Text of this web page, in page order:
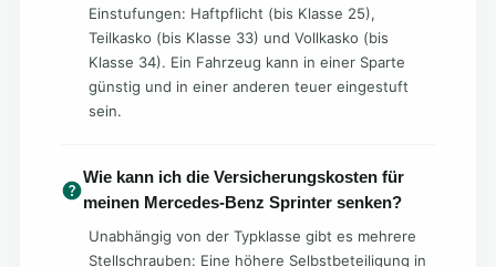
Einstufungen: Haftpflicht (bis Klasse 25),
Teilkasko (bis Klasse 33) und Vollkasko (bis
Klasse 34). Ein Fahrzeug kann in einer Sparte
günstig und in einer anderen teuer eingestuft
sein.
Wie kann ich die Versicherungskosten für
meinen Mercedes-Benz Sprinter senken?
Unabhängig von der Typklasse gibt es mehrere
Stellschrauben: Eine höhere Selbstbeteiligung in